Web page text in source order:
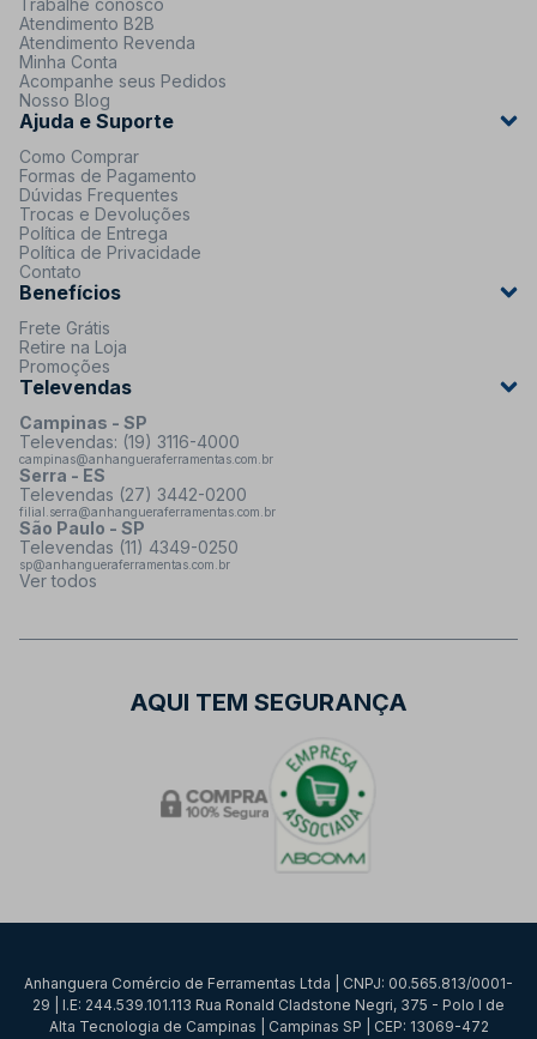
Atendimento B2B
Atendimento Revenda
Minha Conta
Acompanhe seus Pedidos
Nosso Blog
Ajuda e Suporte
Como Comprar
Formas de Pagamento
Dúvidas Frequentes
Trocas e Devoluções
Política de Entrega
Política de Privacidade
Contato
Benefícios
Frete Grátis
Retire na Loja
Promoções
Televendas
Campinas - SP
Televendas: (19) 3116-4000
campinas@anhangueraferramentas.com.br
Serra - ES
Televendas (27) 3442-0200
filial.serra@anhangueraferramentas.com.br
São Paulo - SP
Televendas (11) 4349-0250
sp@anhangueraferramentas.com.br
Ver todos
AQUI TEM SEGURANÇA
Anhanguera Comércio de Ferramentas Ltda | CNPJ: 00.565.813/0001-
29 | I.E: 244.539.101.113 Rua Ronald Cladstone Negri, 375 - Polo I de
Alta Tecnologia de Campinas | Campinas SP | CEP: 13069-472